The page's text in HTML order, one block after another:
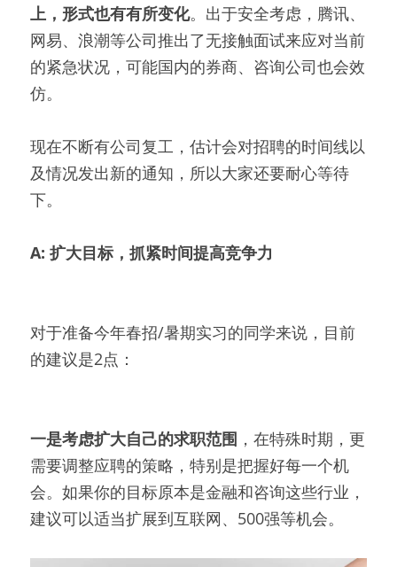
上，形式也有有所变化。出于安全考虑，腾讯、
网易、浪潮等公司推出了无接触面试来应对当前
的紧急状况，可能国内的券商、咨询公司也会效
仿。
现在不断有公司复工，估计会对招聘的时间线以
及情况发出新的通知，所以大家还要耐心等待
下。
A: 扩大目标，抓紧时间提高竞争力
对于准备今年春招/暑期实习的同学来说，目前
的建议是2点：
一是考虑扩大自己的求职范围 ，在特殊时期，更
需要调整应聘的策略，特别是把握好每一个机
会。如果你的目标原本是金融和咨询这些行业，
建议可以适当扩展到互联网、500强等机会。